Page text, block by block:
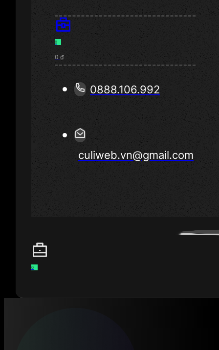
0
0 ₫
0888.106.992
culiweb.vn@gmail.com
0